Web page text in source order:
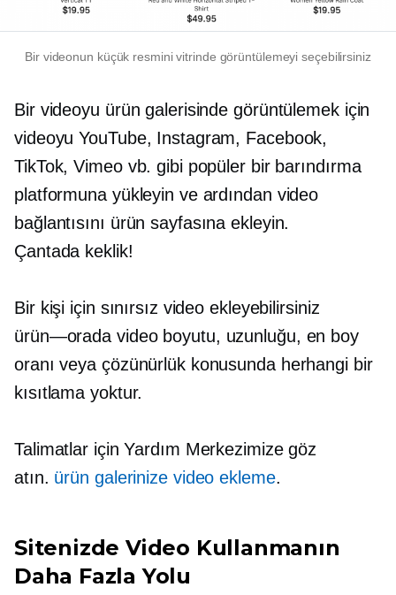
Bir videonun küçük resmini vitrinde görüntülemeyi seçebilirsiniz
Bir videoyu ürün galerisinde görüntülemek için
videoyu YouTube, Instagram, Facebook,
TikTok, Vimeo vb. gibi popüler bir barındırma
platformuna yükleyin ve ardından video
bağlantısını ürün sayfasına ekleyin.
Çantada keklik!
Bir kişi için sınırsız video ekleyebilirsiniz
ürün—orada video boyutu, uzunluğu, en boy
oranı veya çözünürlük konusunda herhangi bir
kısıtlama yoktur.
Talimatlar için Yardım Merkezimize göz
atın. ürün galerinize video ekleme.
Sitenizde Video Kullanmanın
Daha Fazla Yolu